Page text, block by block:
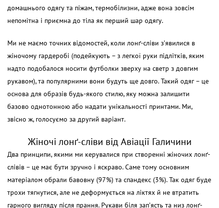
домашнього одягу та піжам, термобілизни, адже вона зовсім
непомітна і приємна до тіла як перший шар одягу.
Ми не маємо точних відомостей, коли лонґ-сліви з’явилися в
жіночому гардеробі (подейкують – з легкої руки підлітків, яким
надто подобалося носити футболки зверху на светр з довгим
рукавом), та популярними вони будуть ще довго. Такий одяг – це
основа для образів будь-якого стилю, яку можна залишити
базово однотонною або надати унікальності принтами. Ми,
звісно ж, голосуємо за другий варіант.
Жіночі лонґ-сліви від Авіації Галичини
Два принципи, якими ми керувалися при створенні жіночих лонґ-
слівів – це має бути зручно і яскраво. Саме тому основним
матеріалом обрали бавовну (97%) та спандекс (3%). Так одяг буде
трохи тягнутися, але не деформується на ліктях й не втратить
гарного вигляду після прання. Рукави біля зап’ясть та низ лонґ-